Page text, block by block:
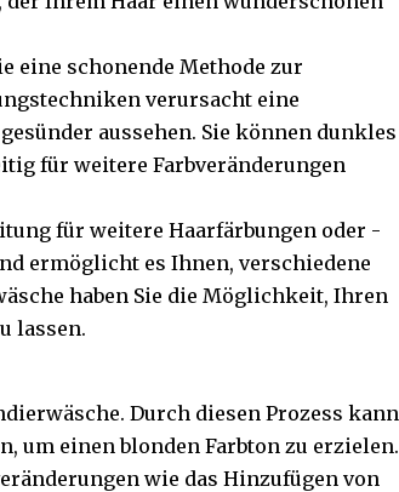
eine schonende Methode zur
verursacht eine
aussehen. Sie können dunkles
für weitere Farbveränderungen
für weitere Haarfärbungen oder -
ermöglicht es Ihnen, verschiedene
haben Sie die Möglichkeit, Ihren
lassen.
Durch diesen Prozess kann
um einen blonden Farbton zu erzielen.
wie das Hinzufügen von